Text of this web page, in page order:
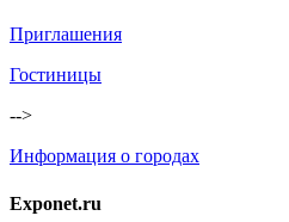
Приглашения
Гостиницы
-->
Информация о городах
Exponet.ru